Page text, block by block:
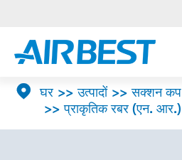
 घर उत्पादों
सक्शन कप
प्राकृतिक रबर (एन. आर.)